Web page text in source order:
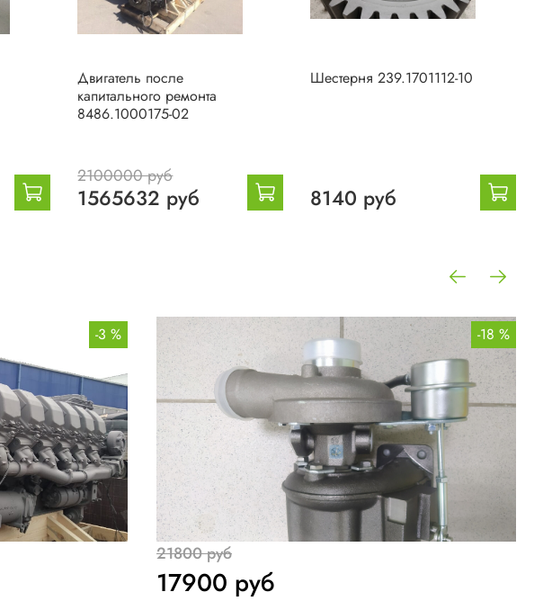
Двигатель после
капитального ремонта
8486.1000175-02
2100000 руб
1565632 руб
Шестерня 239.1701112-10
8140 руб
-3 %
21800 руб
17900 руб
-18 %